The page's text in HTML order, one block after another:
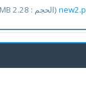
(الحجم : 2.28 MB / التحميلات : 122)